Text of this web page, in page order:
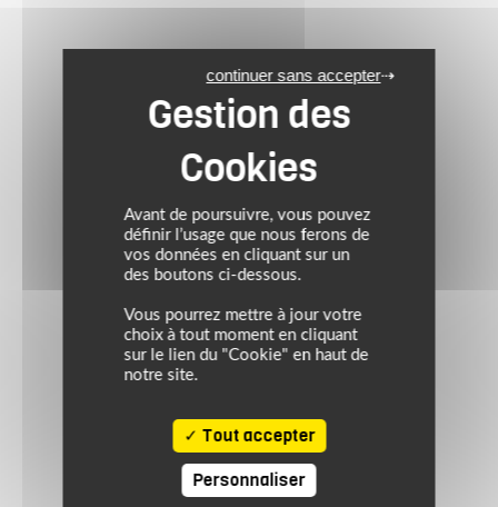
Avant de poursuivre, vous pouvez
définir l’usage que nous ferons de
vos données en cliquant sur un
des boutons ci-dessous.
Vous pourrez mettre à jour votre
choix à tout moment en cliquant
sur le lien du "Cookie" en haut de
notre site.
Tout accepter
continuer sans accepter
Personnaliser